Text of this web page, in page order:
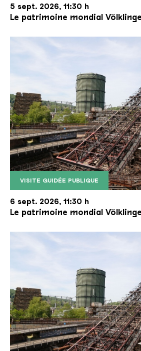
5 sept. 2026, 11:30 h
Le patrimoine mondial
VISITE GUIDÉE PUBLIQUE
Le monte-charge incliné de la
Copyright: Weltkulturerbe
6 sept. 2026, 11:30 h
Le patrimoine mondial